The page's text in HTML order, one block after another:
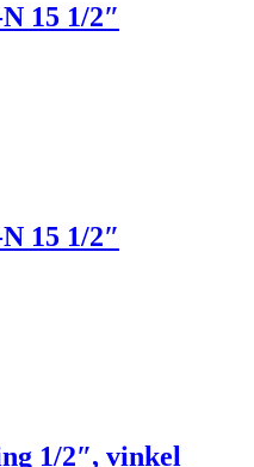
15 1/2″
15 1/2″
1/2″, vinkel